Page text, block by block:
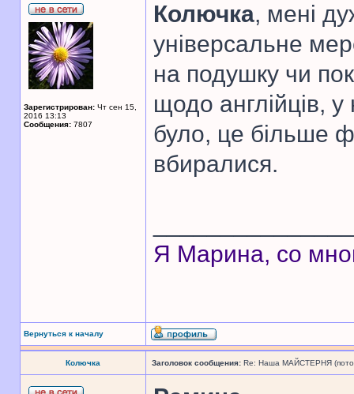
Зарегистрирован: Чт сен 15,
2016 13:13
Сообщения: 7807
Колючка, мені
універсальне
на подушку чи
щодо англійців,
було, це більше
вбиралися.
Я Марина, со
Вернуться к началу
Колючка Заголовок сообщения: Re: Наша МАЙСТЕРНЯ